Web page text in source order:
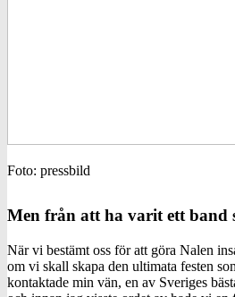
Foto: pressbild
Men från att ha varit ett band
När vi bestämt oss för att göra Nalen
om vi skall skapa den ultimata festen
kontaktade min vän, en av Sveriges